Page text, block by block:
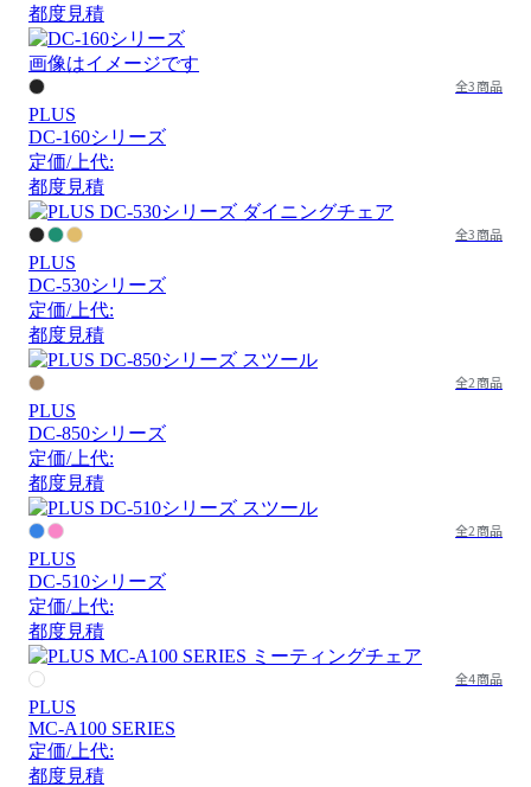
都度見積
画像はイメージです
全3商品
PLUS
DC-160シリーズ
定価/上代:
都度見積
全3商品
PLUS
DC-530シリーズ
定価/上代:
都度見積
全2商品
PLUS
DC-850シリーズ
定価/上代:
都度見積
全2商品
PLUS
DC-510シリーズ
定価/上代:
都度見積
全4商品
PLUS
MC-A100 SERIES
定価/上代:
都度見積